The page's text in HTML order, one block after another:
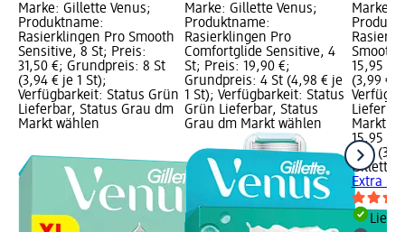
Marke: Gillette Venus;
Produktname:
Rasierklingen Pro Smooth
Sensitive, 8 St; Preis:
31,50 €; Grundpreis: 8 St
(3,94 € je 1 St);
Verfügbarkeit: Status Grün
Lieferbar, Status Grau dm
Markt wählen
Marke: Gillette Venus;
Produktname:
Rasierklingen Pro
Comfortglide Sensitive, 4
St; Preis: 19,90 €;
Grundpreis: 4 St (4,98 € je
1 St); Verfügbarkeit: Status
Grün Lieferbar, Status
Grau dm Markt wählen
Marke:
15,95 €;
(3,99 €
Markt
15,95 €
4 St
Gillette
Extra